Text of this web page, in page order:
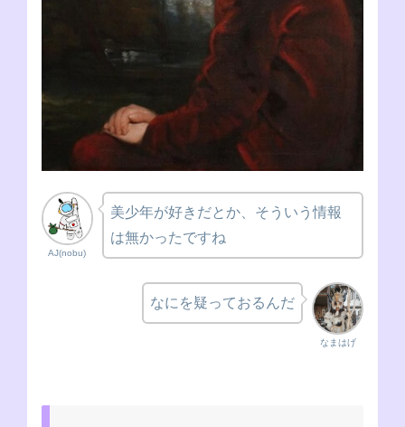
AJ(nobu)
美少年が好きだとか、そういう情報
は無かったですね
なまはげ
なにを疑っておるんだ